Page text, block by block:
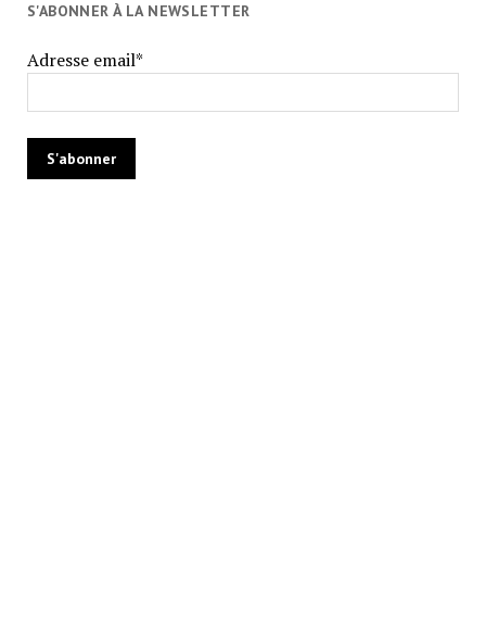
S'ABONNER À LA NEWSLETTER
Adresse email*